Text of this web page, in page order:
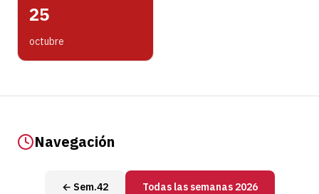
25
octubre
Navegación
← Sem.42 Todas las semanas 2026